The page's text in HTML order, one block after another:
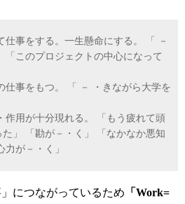
事をする。一生懸命にする。 「 －
「このプロジェクトの中心になって
事をもつ。 「 － ・きながら大学を
用が十分現れる。 「もう疲れて頭
」 「勘が－・く」 「なかなか悪知
が－・く」
につながっているため 「Work=